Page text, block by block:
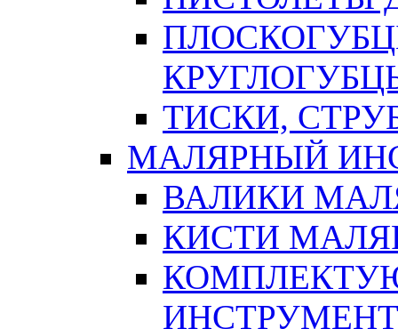
ТИСКИ,
МАЛЯРНЫЙ
ВАЛИКИ
КИСТИ